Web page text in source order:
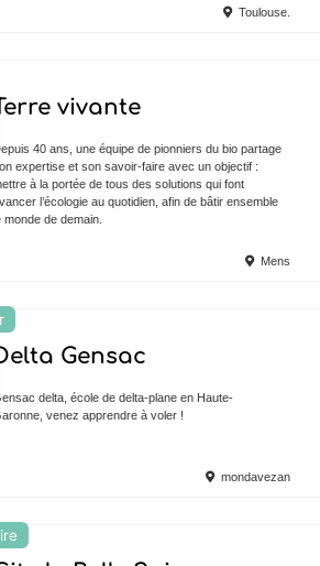
Toulouse.
vivante
40 ans, une équipe de pionniers du bio partage
expertise et son savoir-faire avec un objectif :
à la portée de tous des solutions qui font
l’écologie au quotidien, afin de bâtir ensemble
monde de demain.
Mens
Gensac
delta, école de delta-plane en Haute-
venez apprendre à voler !
mondavezan